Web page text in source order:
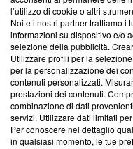
Corporate
Redazione
Informativa Privacy
Cookie Policy
Blasting SA, IDI CHE-
Lugano (Svizzera) Tel:
l’utilizzo di cookie o altri
Noi e i nostri partner trattiamo i
informazioni su dispositivo e/o
selezione della pubblicità.
Utilizzare profili per la
per la personalizzazione dei
contenuti personalizzati.
prestazioni dei contenuti.
combinazione di dati
servizi. Utilizzare dati limitati
Per conoscere nel dettaglio
in qualsiasi momento, le tue